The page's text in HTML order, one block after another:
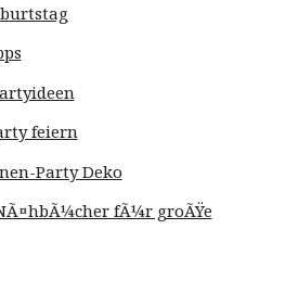
feiern
Party Deko
fÃ¼r groÃŸe